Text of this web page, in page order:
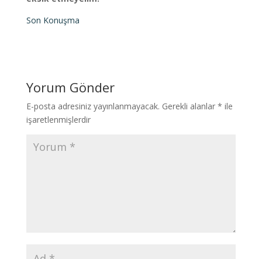
Son Konuşma
Yorum Gönder
E-posta adresiniz yayınlanmayacak. Gerekli alanlar * ile
işaretlenmişlerdir